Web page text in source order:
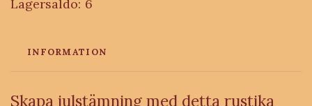
Lagersaldo: 6
INFORMATION
Skapa julstämning med detta rustika